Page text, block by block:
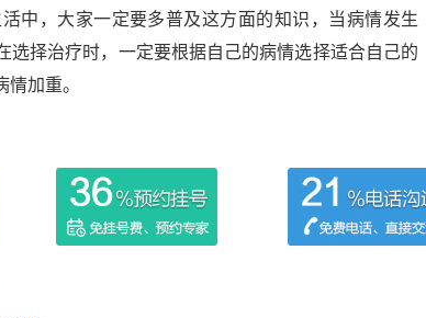
中，大家一定要多普及这方面的知识，当病情发生
选择治疗时，一定要根据自己的病情选择适合自己的
加重。